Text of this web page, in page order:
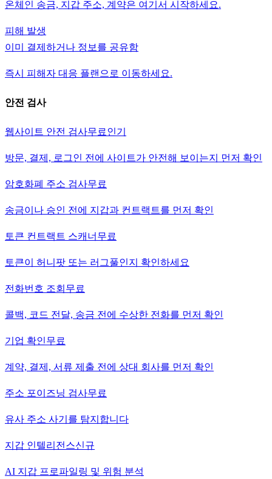
온체인 송금, 지갑 주소, 계약은 여기서 시작하세요.
피해 발생
이미 결제하거나 정보를 공유함
즉시 피해자 대응 플랜으로 이동하세요.
안전 검사
웹사이트 안전 검사무료인기
방문, 결제, 로그인 전에 사이트가 안전해 보이는지 먼저 확인
암호화폐 주소 검사무료
송금이나 승인 전에 지갑과 컨트랙트를 먼저 확인
토큰 컨트랙트 스캐너 무료
토큰이 허니팟 또는 러그풀인지 확인하세요
전화번호 조회 무료
콜백, 코드 전달, 송금 전에 수상한 전화를 먼저 확인
기업 확인무료
계약, 결제, 서류 제출 전에 상대 회사를 먼저 확인
주소 포이즈닝 검사무료
유사 주소 사기를 탐지합니다
지갑 인텔리전스신규
AI 지갑 프로파일링 및 위험 분석